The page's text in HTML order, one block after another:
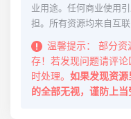
业用途。任何商业使用
担。所有资源均来自互
温馨提示：
部分资
存！若发现问题请评
时处理。 如果发现资
的全部无视，谨防上当